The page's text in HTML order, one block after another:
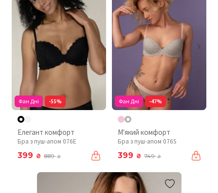
Фан Дні -55%
Елегант комфорт
Бра з пуш-апом 076Е
399 ₴ 889₴
Фан Дні -47%
М'який комфорт
Бра з пуш-апом 076S
399 ₴ 749₴